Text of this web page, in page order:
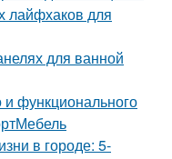
лайфхаков для
для ванной
и функционального
в городе: 5-